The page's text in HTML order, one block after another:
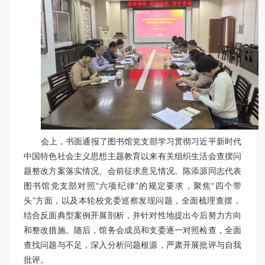
会上，书面通报了图书馆党支部学习贯彻习近平新时代
中国特色社会主义思想主题教育以来有关组织生活会查摆问
题整改方案落实情况、会前征求意见情况。陈添源同志代表
图书馆党支部对照“六项纪律”的规定要求，聚焦“四个带
头”方面，以及本轮校党委巡察发现问题，全面梳理查摆，
结合反面典型案例开展剖析，并针对性地提出今后努力方向
和整改措施。随后，馆务会成员和支委逐一对照检查，全面
查找问题与不足，深入分析问题根源，严肃开展批评与自我
批评。